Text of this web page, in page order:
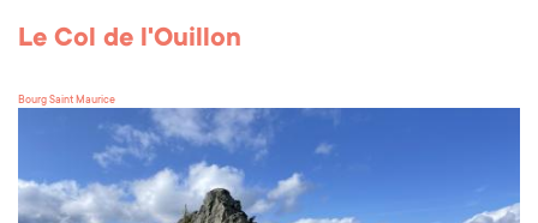
Le Col de l'Ouillon
Bourg Saint Maurice